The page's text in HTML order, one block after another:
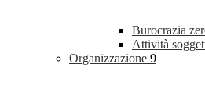
Burocrazia
Attività
Organizzazione 9